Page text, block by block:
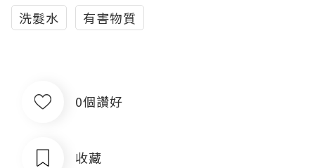
洗髮水 有害物質
0個讚好
收藏